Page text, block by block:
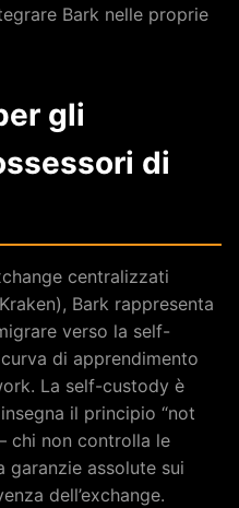
Bark nelle proprie
gli
di
centralizzati
Bark rappresenta
verso la self-
di apprendimento
La self-custody è
il principio “not
chi non controlla le
garanzie assolute sui
dell’exchange.